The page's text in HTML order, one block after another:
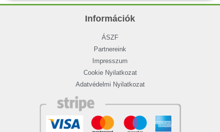
Információk
ÁSZF
Partnereink
Impresszum
Cookie Nyilatkozat
Adatvédelmi Nyilatkozat